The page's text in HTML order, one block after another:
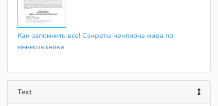
Как запомнить все! Секреты чемпиона мира по
мнемотехнике
Text